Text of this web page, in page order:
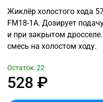
Жиклёр холостого хода
FM18-1A. Дозирует
и при закрытом
смесь на холостом ходу.
528 ₽
Остаток: 22